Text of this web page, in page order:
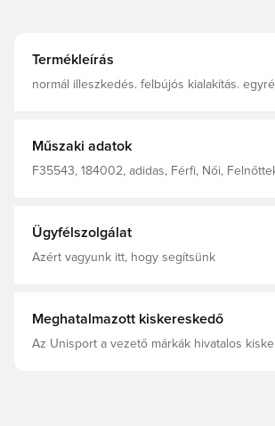
Termékleírás
normál illeszkedés. felbújós kialakítás.
Műszaki adatok
F35543, 184002, adidas, Férfi, Női,
Ügyfélszolgálat
Azért vagyunk itt, hogy segítsünk
Meghatalmazott kiskereskedő
Az Unisport a vezető márkák hivatalos